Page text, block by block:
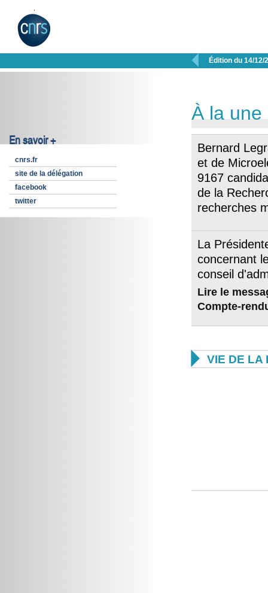
 Édition du 14/12/
En savoir +
cnrs.fr
site de la délégation
facebook
twitter
À la une
Bernard
et de
9167
de la
recherches
La
concernant
conseil
Lire le
Compte-
 VIE DE LA